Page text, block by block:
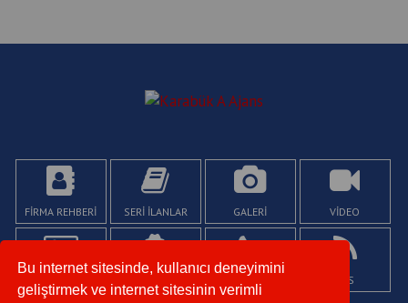
Bu internet sitesinde, kullanıcı deneyimini
geliştirmek ve internet sitesinin verimli
FİRMA REHBERİ SERİ İLANLAR GALERİ VİDEO
İLETİŞİM RSS